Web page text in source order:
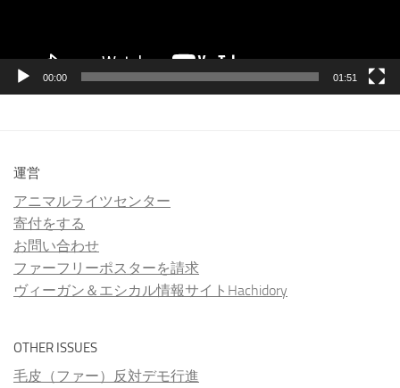
00:00 01:51
運営
アニマルライツセンター
寄付をする
お問い合わせ
ファーフリーポスターを請求
ヴィーガン＆エシカル情報サイトHachidory
OTHER ISSUES
毛皮（ファー）反対デモ行進